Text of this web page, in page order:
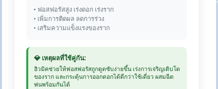
• ฟอสฟอรัสสูง เร่งดอก เร่งราก
• เพิ่มการติดผล ลดการร่วง
• เสริมความแข็งแรงของราก
💎 เหตุผลที่ใช้คู่กัน:
ฮิวมิคช่วยให้ฟอสฟอรัสถูกดูดซับง่ายขึ้น เร่งการเจริญเติบโต
ของราก และกระตุ้นการออกดอกได้ดีกว่าใช้เดี่ยว ผสมฉีด
พ่นพร้อมกันได้